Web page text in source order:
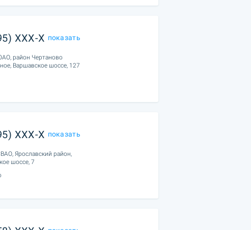
XXX-X показать
район Чертаново
Варшавское шоссе, 127
XXX-X показать
Ярославский район,
шоссе, 7